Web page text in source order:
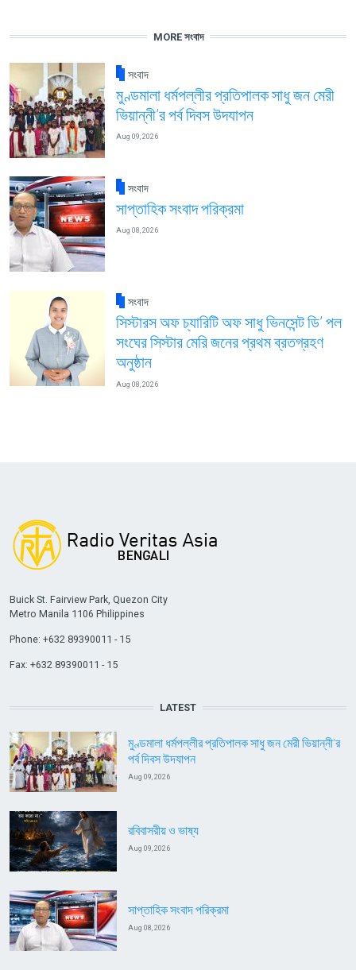
MORE সংবাদ
সংবাদ
মুণ্ডমালা ধর্মপল্লীর প্রতিপালক সাধু জন মেরী
ভিয়ান্নী’র পর্ব দিবস উদযাপন
Aug 09, 2026
সংবাদ
সাপ্তাহিক সংবাদ পরিক্রমা
Aug 08, 2026
সংবাদ
সিস্টারস অফ চ্যারিটি অফ সাধু ভিনসেন্ট ডি’ পল
সংঘের সিস্টার মেরি জনের প্রথম ব্রতগ্রহণ
অনুষ্ঠান
Aug 08, 2026
Buick St. Fairview Park, Quezon City
Metro Manila 1106 Philippines
Phone: +632 89390011 - 15
Fax: +632 89390011 - 15
LATEST
মুণ্ডমালা ধর্মপল্লীর প্রতিপালক সাধু জন মেরী ভিয়ান্নী’র
পর্ব দিবস উদযাপন
Aug 09, 2026
রবিবাসরীয় ও ভাষ্য
Aug 09, 2026
সাপ্তাহিক সংবাদ পরিক্রমা
Aug 08, 2026